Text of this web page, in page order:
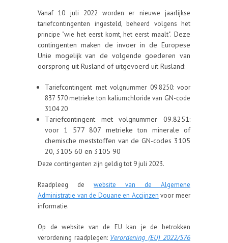
Vanaf 10 juli 2022 worden er nieuwe jaarlijkse
tariefcontingenten ingesteld, beheerd volgens het
principe "wie het eerst komt, het eerst maalt". Deze
contingenten maken de invoer in de Europese
Unie mogelijk van de volgende goederen van
oorsprong uit Rusland of uitgevoerd uit Rusland:
Tariefcontingent met volgnummer 09.8250: voor
837 570 metrieke ton kaliumchloride van GN-code
3104 20
Tariefcontingent met volgnummer 09.8251:
voor 1 577 807 metrieke ton minerale of
chemische meststoffen van de GN-codes 3105
20, 3105 60 en 3105 90
Deze contingenten zijn geldig tot 9 juli 2023.
Raadpleeg de website van de Algemene
Administratie van de Douane en Accijnzen voor meer
informatie.
Op de website van de EU kan je de betrokken
verordening raadplegen: Verordening (EU) 2022/576